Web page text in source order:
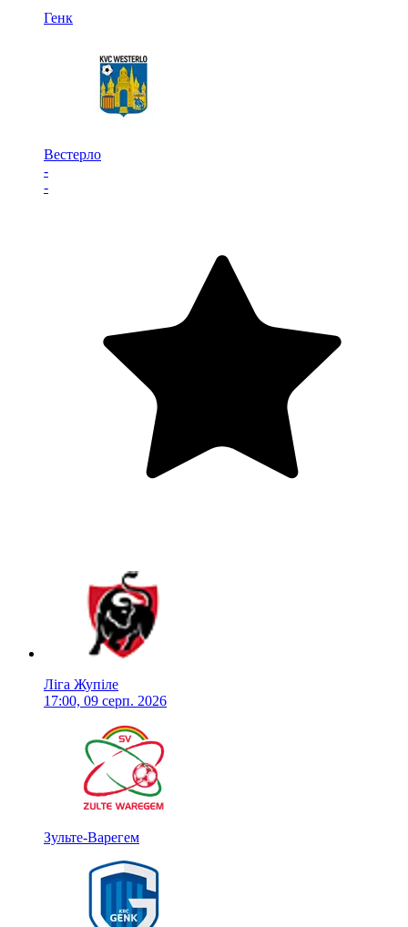
Генк
Вестерло
-
-
Ліга Жупіле
17:00, 09 серп. 2026
Зульте-Варегем